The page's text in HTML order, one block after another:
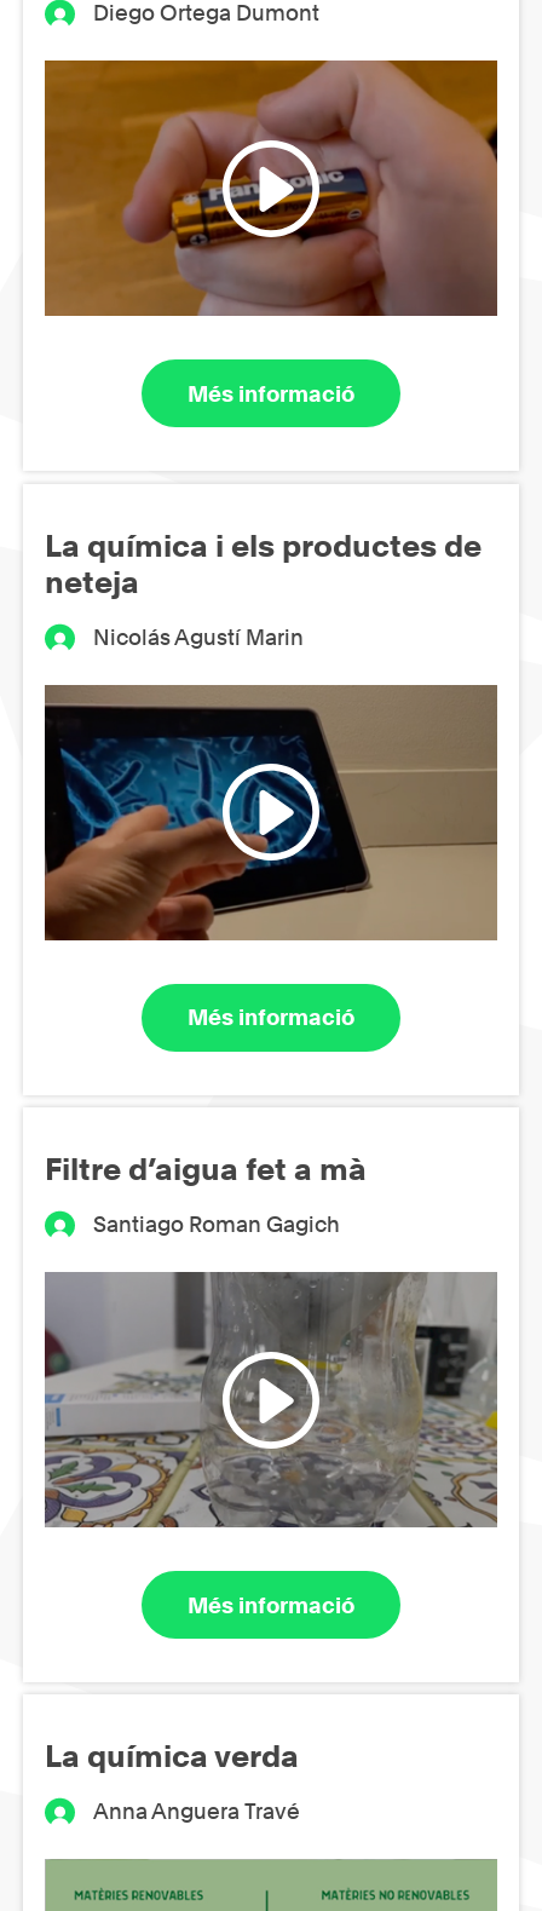
Diego Ortega Dumont
Més informació
La química i els productes de
neteja
Nicolás Agustí Marin
Més informació
Filtre d’aigua fet a mà
Santiago Roman Gagich
Més informació
La química verda
Anna Anguera Travé